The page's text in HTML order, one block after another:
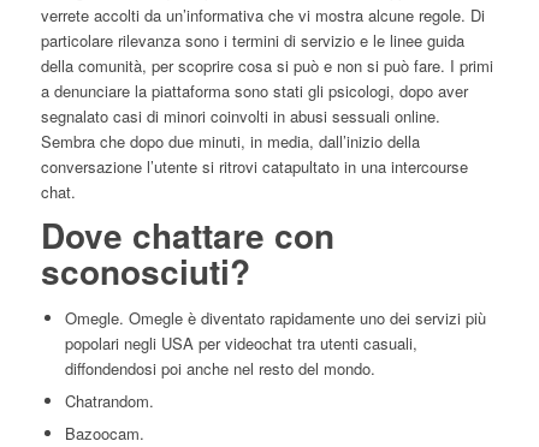
verrete accolti da un’informativa che vi mostra alcune regole. Di
particolare rilevanza sono i termini di servizio e le linee guida
della comunità, per scoprire cosa si può e non si può fare. I primi
a denunciare la piattaforma sono stati gli psicologi, dopo aver
segnalato casi di minori coinvolti in abusi sessuali online.
Sembra che dopo due minuti, in media, dall’inizio della
conversazione l’utente si ritrovi catapultato in una intercourse
chat.
Dove chattare con
sconosciuti?
Omegle. Omegle è diventato rapidamente uno dei servizi più
popolari negli USA per videochat tra utenti casuali,
diffondendosi poi anche nel resto del mondo.
Chatrandom.
Bazoocam.